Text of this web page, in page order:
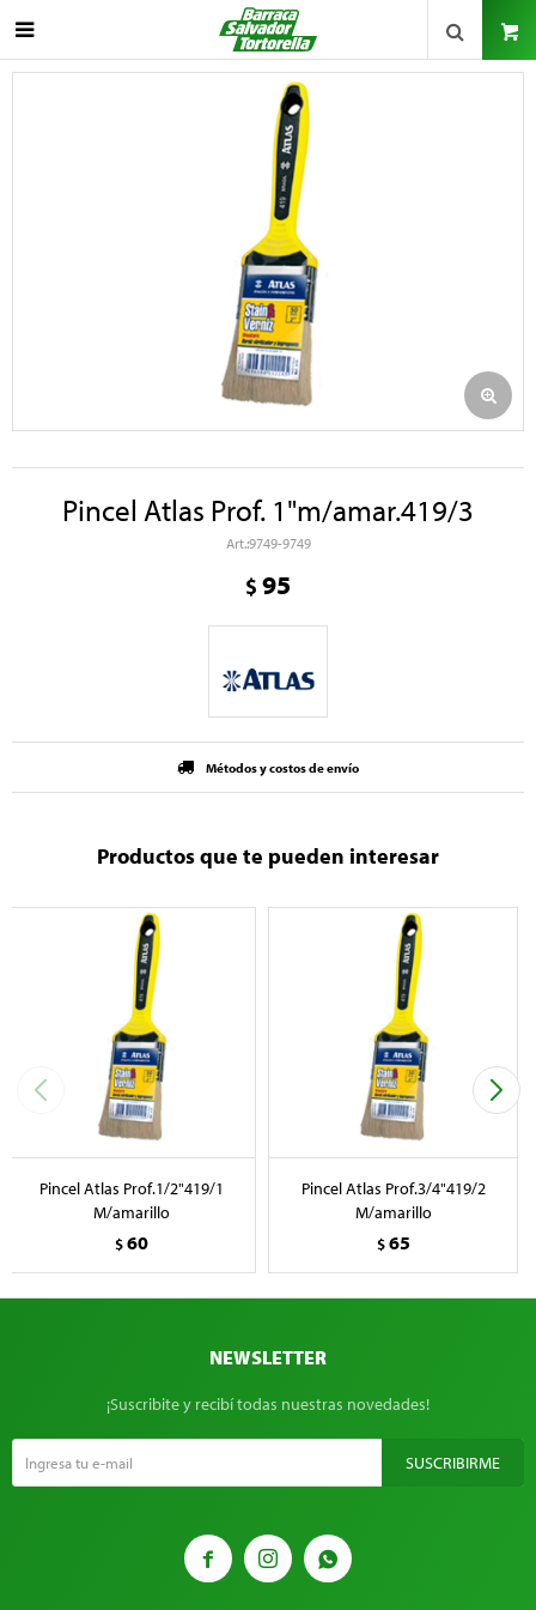

Pincel Atlas Prof. 1"m/amar.419/3
9749-9749
$ 95
Métodos y costos de envío
Productos que te pueden interesar
Pincel Atlas Prof.1/2"419/1
M/amarillo
$ 60
Pincel Atlas Prof.3/4"419/2
M/amarillo
$ 65
  
NEWSLETTER
¡Suscribite y recibí todas nuestras novedades!
SUSCRIBIRME